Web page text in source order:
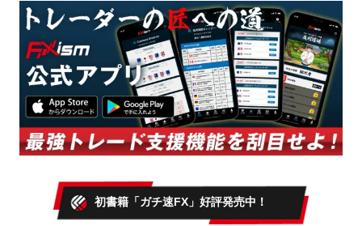
初書籍「ガチ速FX」好評発売中！